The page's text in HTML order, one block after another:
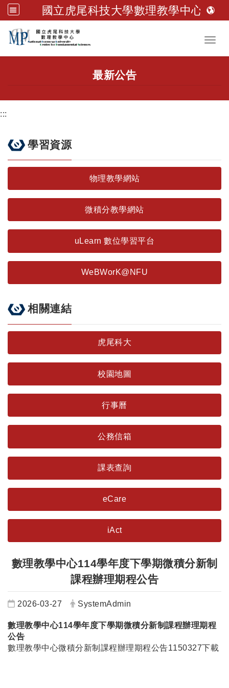
國立虎尾科技大學數理教學中心
跳到主要內容
最新公告
:::
學習資源
物理教學網站
微積分教學網站
uLearn 數位學習平台
WeBWorK@NFU
相關連結
虎尾科大
校園地圖
行事曆
公務信箱
課表查詢
eCare
iAct
數理教學中心114學年度下學期微積分新制
課程辦理期程公告
日期：
2026-03-27 發布者：
SystemAdmin
數理教學中心114學年度下學期微積分新制課程辦理期程
公告
數理教學中心微積分新制課程辦理期程公告1150327下載